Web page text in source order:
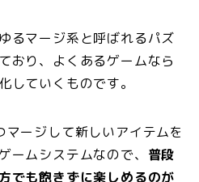
るマージ系と呼ばれるパズ
おり、よくあるゲームなら
していくものです。
ージして新しいアイテムを
ームシステムなので、 普段
でも飽きずに楽しめるのが